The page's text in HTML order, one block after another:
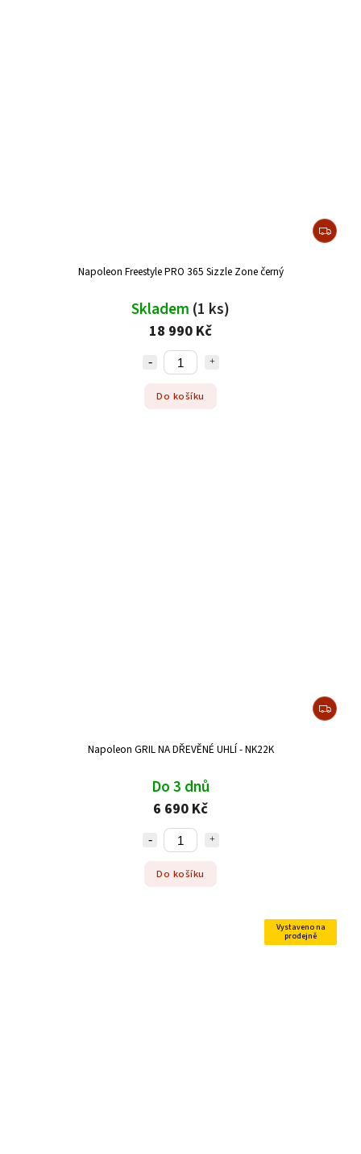
Napoleon Freestyle PRO 365 Sizzle Zone černý
Skladem (1 ks)
18 990 Kč
Do košíku
Napoleon GRIL NA DŘEVĚNÉ UHLÍ - NK22K
Do 3 dnů
6 690 Kč
Do košíku
Vystaveno na
prodejně